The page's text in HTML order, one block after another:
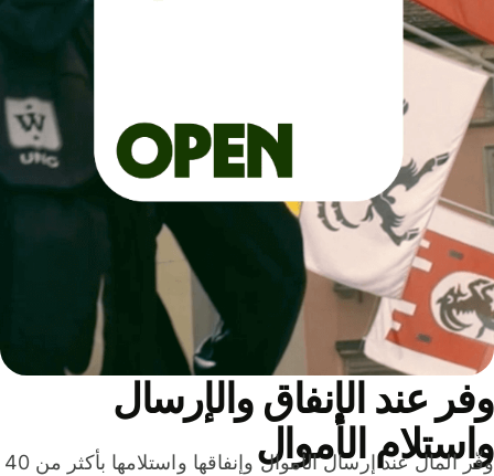
عند الإنفاق والإرسال
الأموال
وفّر المال عند إرسال الأموال وإنفاقها واستلامها بأكثر من 40